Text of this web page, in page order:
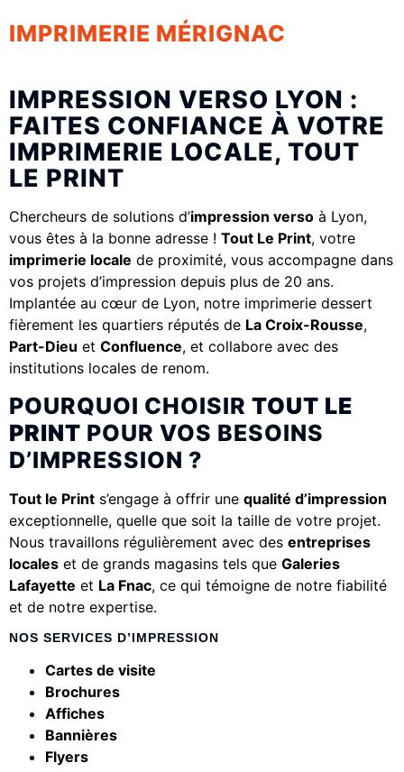
IMPRIMERIE MÉRIGNAC
IMPRESSION VERSO LYON :
FAITES CONFIANCE À VOTRE
IMPRIMERIE LOCALE, TOUT
LE PRINT
Chercheurs de solutions d’impression verso à Lyon,
vous êtes à la bonne adresse ! Tout Le Print, votre
imprimerie locale de proximité, vous accompagne dans
vos projets d’impression depuis plus de 20 ans.
Implantée au cœur de Lyon, notre imprimerie dessert
fièrement les quartiers réputés de La Croix-Rousse,
Part-Dieu et Confluence, et collabore avec des
institutions locales de renom.
POURQUOI CHOISIR TOUT LE
PRINT POUR VOS BESOINS
D’IMPRESSION ?
Tout le Print s’engage à offrir une qualité d’impression
exceptionnelle, quelle que soit la taille de votre projet.
Nous travaillons régulièrement avec des entreprises
locales et de grands magasins tels que Galeries
Lafayette et La Fnac, ce qui témoigne de notre fiabilité
et de notre expertise.
NOS SERVICES D’IMPRESSION
Cartes de visite
Brochures
Affiches
Bannières
Flyers